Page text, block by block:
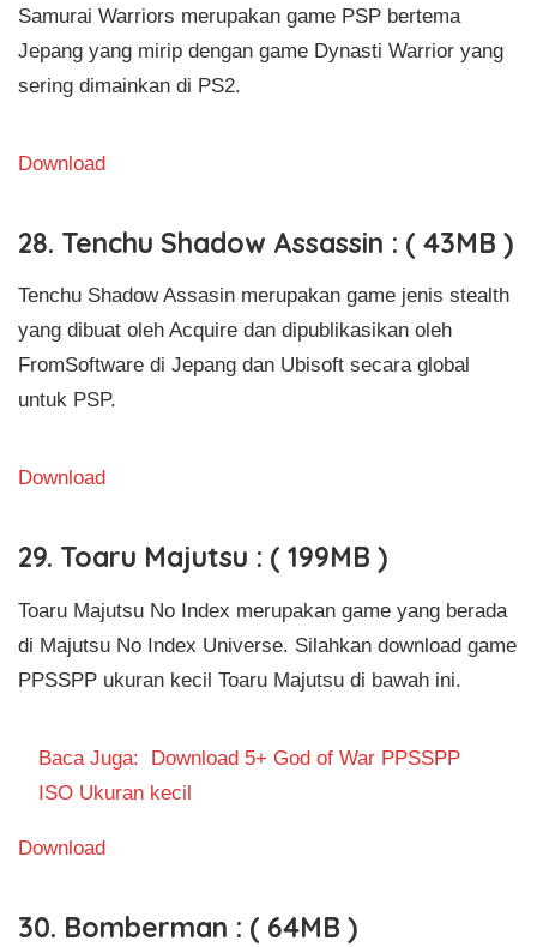
Samurai Warriors merupakan game PSP bertema
Jepang yang mirip dengan game Dynasti Warrior yang
sering dimainkan di PS2.
Download
28. Tenchu Shadow Assassin : ( 43MB )
Tenchu Shadow Assasin merupakan game jenis stealth
yang dibuat oleh Acquire dan dipublikasikan oleh
FromSoftware di Jepang dan Ubisoft secara global
untuk PSP.
Download
29. Toaru Majutsu : ( 199MB )
Toaru Majutsu No Index merupakan game yang berada
di Majutsu No Index Universe. Silahkan download game
PPSSPP ukuran kecil Toaru Majutsu di bawah ini.
Baca Juga: Download 5+ God of War PPSSPP
ISO Ukuran kecil
Download
30. Bomberman : ( 64MB )